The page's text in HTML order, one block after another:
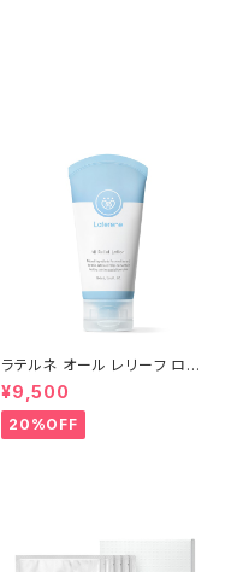
ラテルネ オール レリーフ ロー
ション 1個(100ml) | LATEREN
E ALL RELIEF LATION│敏感
になりがちな肌をケアする、バリ
ア機能サポートケア【Rene-Ce
¥9,500
20%OFF